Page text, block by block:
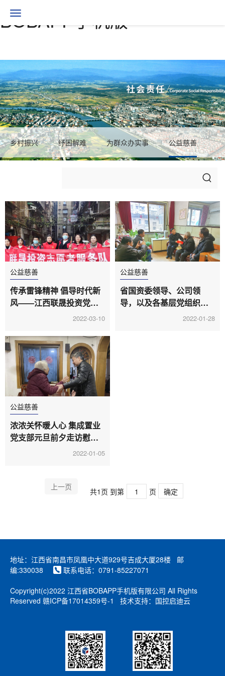
BOBAPP手机版
Toggle
navigation
乡村振兴 纾困解难 为群众办实事 公益慈善
公益慈善
传承雷锋精神 倡导时代新
风——江西联晟投资党支
部与西湖区系马桩街道孺
动
2022-03-10
公益慈善
省国资委领导、公司领
导，以及各基层党组织开
展节前走访慰问活动2022-01-28
公益慈善
浓浓关怀暖人心 集成置业
党支部元旦前夕走访慰问
2022-01-05
上一页 共1页 到第 页 确定
地址：江西省南昌市凤凰中大道929号吉成大厦28楼 邮
编:330038
联系电话：0791-85227071
Copyright(c)2022 江西省BOBAPP手机版有限公司 All Rights
Reserved 赣ICP备17014359号-1 技术支持：国控启迪云